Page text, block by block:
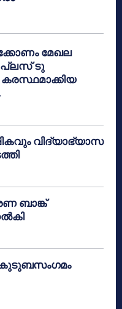
മേഖല
പ്ലസ് ടു
വിദ്യാഭ്യാസ
ബാങ്ക്